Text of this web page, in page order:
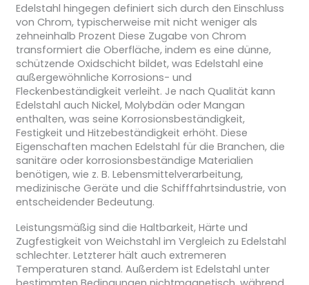
Edelstahl hingegen definiert sich durch den Einschluss
von Chrom, typischerweise mit nicht weniger als
zehneinhalb Prozent Diese Zugabe von Chrom
transformiert die Oberfläche, indem es eine dünne,
schützende Oxidschicht bildet, was Edelstahl eine
außergewöhnliche Korrosions- und
Fleckenbeständigkeit verleiht. Je nach Qualität kann
Edelstahl auch Nickel, Molybdän oder Mangan
enthalten, was seine Korrosionsbeständigkeit,
Festigkeit und Hitzebeständigkeit erhöht. Diese
Eigenschaften machen Edelstahl für die Branchen, die
sanitäre oder korrosionsbeständige Materialien
benötigen, wie z. B. Lebensmittelverarbeitung,
medizinische Geräte und die Schifffahrtsindustrie, von
entscheidender Bedeutung.
Leistungsmäßig sind die Haltbarkeit, Härte und
Zugfestigkeit von Weichstahl im Vergleich zu Edelstahl
schlechter. Letzterer hält auch extremeren
Temperaturen stand. Außerdem ist Edelstahl unter